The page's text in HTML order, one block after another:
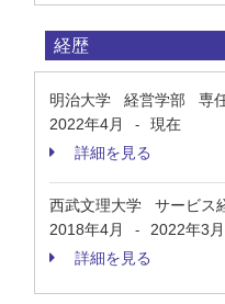
経歴
明治大学 経営学部 専
2022年4月
-
現在
詳細を見る
西武文理大学 サービ
2018年4月
-
2022年3月
詳細を見る